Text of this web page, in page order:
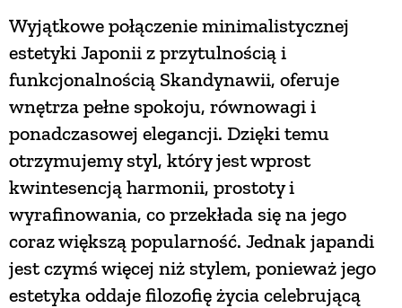
Wyjątkowe połączenie minimalistycznej
estetyki Japonii z przytulnością i
funkcjonalnością Skandynawii, oferuje
wnętrza pełne spokoju, równowagi i
ponadczasowej elegancji. Dzięki temu
otrzymujemy styl, który jest wprost
kwintesencją harmonii, prostoty i
wyrafinowania, co przekłada się na jego
coraz większą popularność. Jednak japandi
jest czymś więcej niż stylem, ponieważ jego
estetyka oddaje filozofię życia celebrującą
PROJEKTOWANIE OGRODU
NATURALNIE
URODA
NATURALNA APTECZKA
DLA DOMU